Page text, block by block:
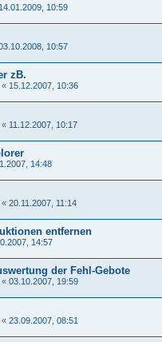
14.01.2009, 10:59
10:57
zB.
« 15.12.2007, 10:36
« 11.12.2007, 10:17
14:48
« 20.11.2007, 11:14
entfernen
14:57
der Fehl-Gebote
« 03.10.2007, 19:59
« 23.09.2007, 08:51